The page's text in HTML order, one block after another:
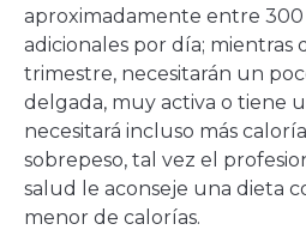
aproximadamente entre 300
adicionales por día;
trimestre, necesitarán un
delgada, muy activa o tiene
necesitará incluso más
sobrepeso, tal vez el
salud le aconseje una dieta
menor de calorías.